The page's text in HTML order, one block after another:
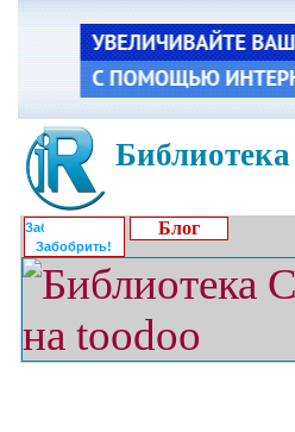
Забобрить!
Блог